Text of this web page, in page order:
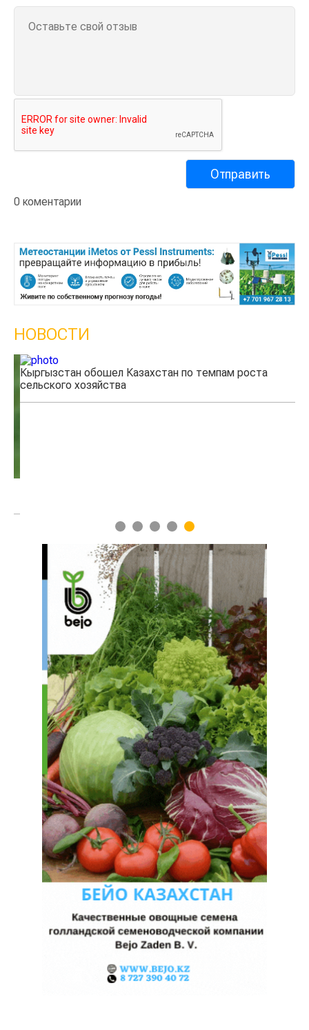
0 коментарии
НОВОСТИ
Кыргызстан обошел Казахстан по темпам роста
сельского хозяйства
1 2 3 4 5